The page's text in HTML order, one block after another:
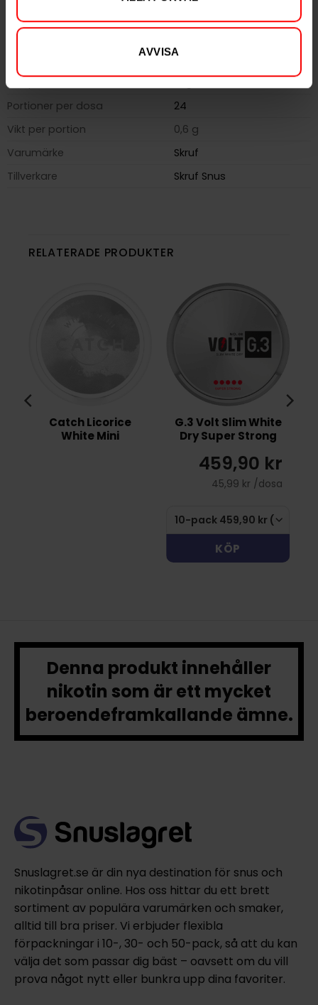
AVVISA
Nikotin per portion
106 mg
Vikt per dosa
13 g
Portioner per dosa
24
Vikt per portion
0,6 g
Varumärke
Skruf
Tillverkare
Skruf Snus
RELATERADE PRODUKTER
Catch Licorice
White Mini
G.3 Volt Slim White
Dry Super Strong
459,90 kr
45,99 kr /dosa
KÖP
Denna produkt innehåller
nikotin som är ett mycket
beroendeframkallande ämne.
Snuslagret.se är din nya destination för snus och
nikotinpåsar online. Hos oss hittar du ett brett
sortiment av populära varumärken och smaker,
alltid till bra priser. Vi erbjuder flexibla
förpackningar i 10-, 30- och 50-pack, så att du kan
välja det som passar dig bäst – oavsett om du vill
prova något nytt eller bunkra upp dina favoriter.